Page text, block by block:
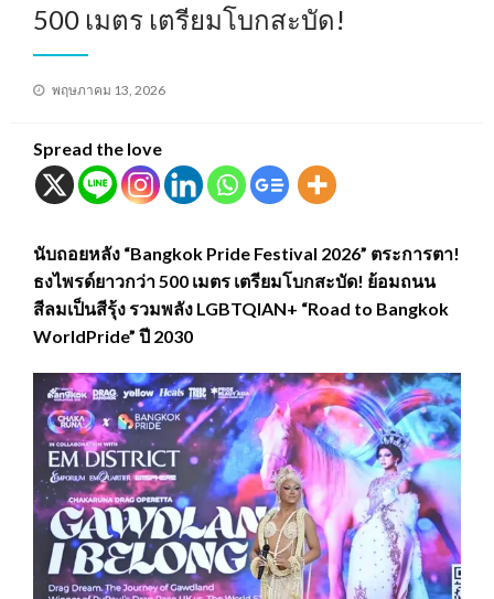
500 เมตร เตรียมโบกสะบัด!
Posted
พฤษภาคม 13, 2026
Spread the love
นับถอยหลัง “Bangkok Pride Festival 2026” ตระการตา!
ธงไพรด์ยาวกว่า 500 เมตร เตรียมโบกสะบัด! ย้อมถนน
สีลมเป็นสีรุ้ง รวมพลัง LGBTQIAN+ “Road to Bangkok
WorldPride” ปี 2030